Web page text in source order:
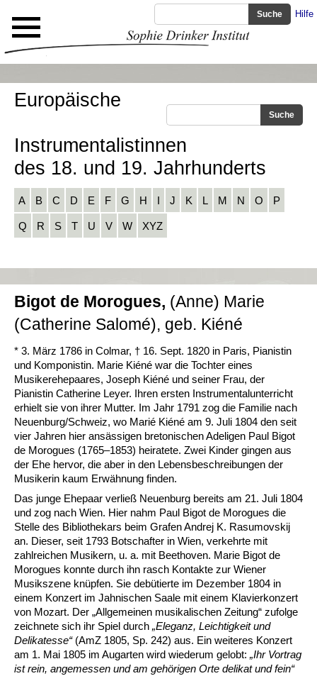
Hilfe
Europäische
Instrumentalistinnen
des 18. und 19. Jahrhunderts
A B C D E F G H I J K L M N O P
Q R S T U V W XYZ
Bigot de Morogues, (Anne) Marie
(Catherine Salomé), geb. Kiéné
* 3. März 1786 in Colmar, † 16. Sept. 1820 in Paris, Pianistin
und Komponistin. Marie Kiéné war die Tochter eines
Musikerehepaares, Joseph Kiéné und seiner Frau, der
Pianistin Catherine Leyer. Ihren ersten Instrumentalunterricht
erhielt sie von ihrer Mutter. Im Jahr 1791 zog die Familie nach
Neuenburg/Schweiz, wo Marié Kiéné am 9. Juli 1804 den seit
vier Jahren hier ansässigen bretonischen Adeligen Paul Bigot
de Morogues (1765–1853) heiratete. Zwei Kinder gingen aus
der Ehe hervor, die aber in den Lebensbeschreibungen der
Musikerin kaum Erwähnung finden.
Das junge Ehepaar verließ Neuenburg bereits am 21. Juli 1804
und zog nach Wien. Hier nahm Paul Bigot de Morogues die
Stelle des Bibliothekars beim Grafen Andrej K. Rasumovskij
an. Dieser, seit 1793 Botschafter in Wien, verkehrte mit
zahlreichen Musikern, u. a. mit Beethoven. Marie Bigot de
Morogues konnte durch ihn rasch Kontakte zur Wiener
Musikszene knüpfen. Sie debütierte im Dezember 1804 in
einem Konzert im Jahnischen Saale mit einem Klavierkonzert
von Mozart. Der „Allgemeinen musikalischen Zeitung“ zufolge
zeichnete sich ihr Spiel durch „Eleganz, Leichtigkeit und
Delikatesse“(AmZ 1805, Sp. 242) aus. Ein weiteres Konzert
am 1. Mai 1805 im Augarten wird wiederum gelobt: „Ihr Vortrag
ist rein, angemessen und am gehörigen Orte delikat und fein“